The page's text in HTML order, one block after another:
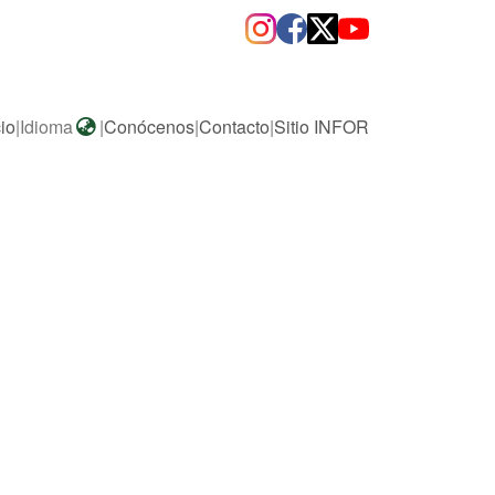
|Idioma |Conócenos|Contacto|Sitio INFOR